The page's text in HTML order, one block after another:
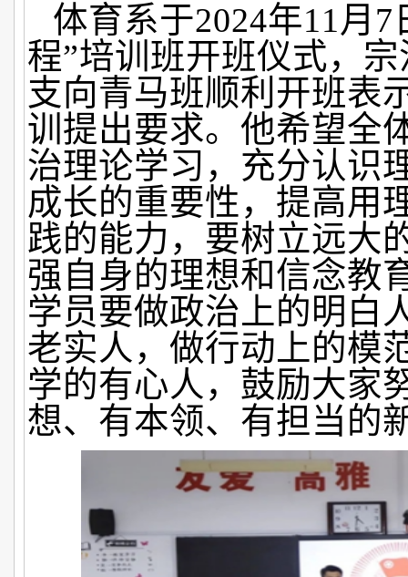
体育系于2024年11月
程”培训班开班仪式，
支向青马班顺利开班表
训提出要求。他希望全
治理论学习，充分认识
成长的重要性，提高用
践的能力，要树立远大
强自身的理想和信念教
学员要做政治上的明白
老实人，做行动上的模
学的有心人，鼓励大家
想、有本领、有担当的